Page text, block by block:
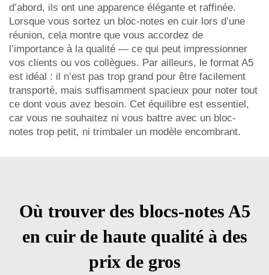
d’abord, ils ont une apparence élégante et raffinée.
Lorsque vous sortez un bloc-notes en cuir lors d’une
réunion, cela montre que vous accordez de
l’importance à la qualité — ce qui peut impressionner
vos clients ou vos collègues. Par ailleurs, le format A5
est idéal : il n’est pas trop grand pour être facilement
transporté, mais suffisamment spacieux pour noter tout
ce dont vous avez besoin. Cet équilibre est essentiel,
car vous ne souhaitez ni vous battre avec un bloc-
notes trop petit, ni trimbaler un modèle encombrant.
Où trouver des blocs-notes A5
en cuir de haute qualité à des
prix de gros